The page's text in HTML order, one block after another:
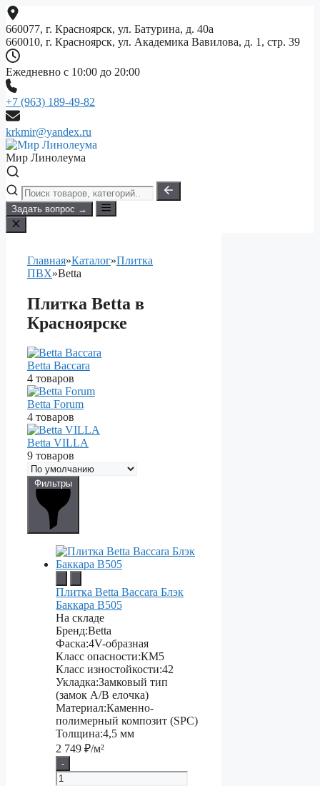
Перейти
к
содержимому
660077, г. Красноярск, ул. Батурина, д. 40а
660010, г. Красноярск, ул. Академика Вавилова, д. 1, стр. 39
Ежедневно с 10:00 до 20:00
+7 (963) 189-49-82
krkmir@yandex.ru
Мир Линолеума
Задать вопрос →
Главная»Каталог»Плитка
ПВХ»Betta
Плитка Betta в
Красноярске
Betta Baccara
4 товаров
Betta Forum
4 товаров
Betta VILLA
9 товаров
Фильтры
Плитка Betta Baccara Блэк
Баккара B505
На складе
Бренд:Betta
Фаска:4V-образная
Класс опасности:КМ5
Класс изностойкости:42
Укладка:Замковый тип
(замок A/B елочка)
Материал:Каменно-
полимерный композит (SPC)
Толщина:4,5 мм
2 749 ₽/м²
-